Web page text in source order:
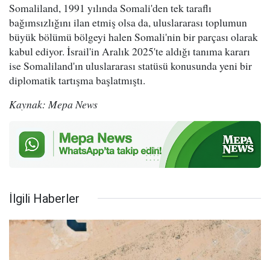
Somaliland, 1991 yılında Somali'den tek taraflı
bağımsızlığını ilan etmiş olsa da, uluslararası toplumun
büyük bölümü bölgeyi halen Somali'nin bir parçası olarak
kabul ediyor. İsrail'in Aralık 2025'te aldığı tanıma kararı
ise Somaliland'ın uluslararası statüsü konusunda yeni bir
diplomatik tartışma başlatmıştı.
Kaynak: Mepa News
İlgili Haberler